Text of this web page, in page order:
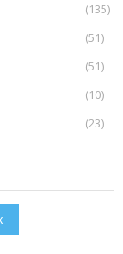
(135)
(51)
(51)
(10)
(23)